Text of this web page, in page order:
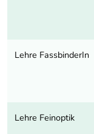
Lehre FassbinderIn
Lehre Feinoptik